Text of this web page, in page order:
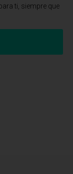
ti, siempre que